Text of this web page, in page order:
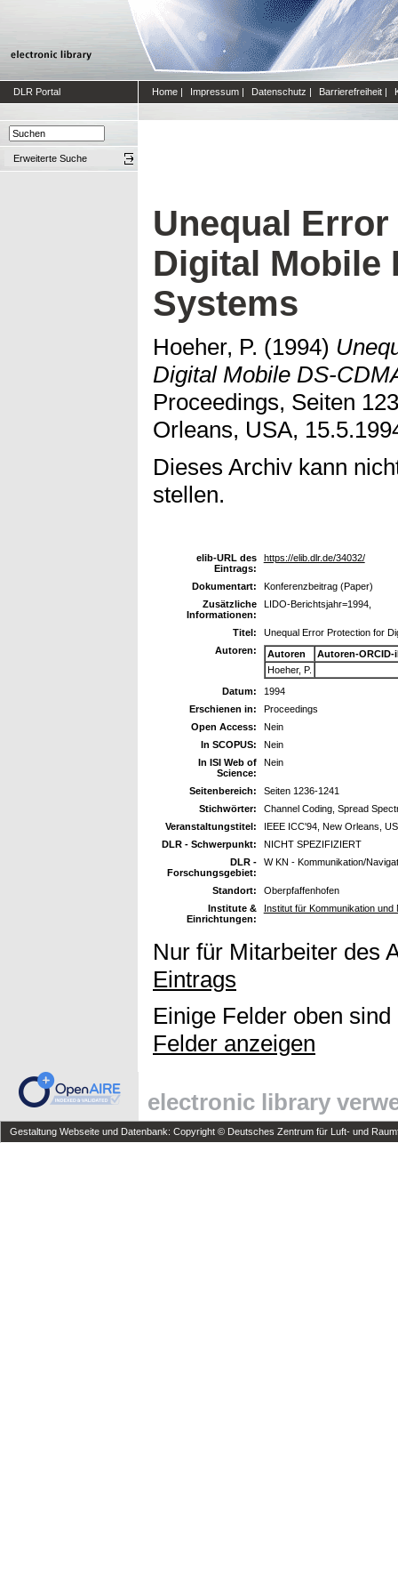
DLR Portal Home | Impressum | Datenschutz | Barrierefreiheit |
Erweiterte Suche
Unequal
Digital Mobile
Systems
Hoeher, P. (1994)
Digital Mobile DS-
Proceedings, Seiten
Orleans, USA,
Dieses Archiv kann
stellen.
elib-URL des
Eintrags:
https://elib.dlr.de/34032/
Dokumentart:
Konferenzbeitrag (Paper)
Zusätzliche
Informationen:
LIDO-Berichtsjahr=1994,
Titel:
Unequal Error Protection for
Autoren:
Autoren
Autoren-ORCID-
Hoeher, P.
Datum:
1994
Erschienen in:
Proceedings
Open Access:
Nein
In SCOPUS:
Nein
In ISI Web of
Science:
Nein
Seitenbereich:
Seiten 1236-1241
Stichwörter:
Channel Coding, Spread
Veranstaltungstitel:
IEEE ICC'94, New Orleans,
DLR - Schwerpunkt:
NICHT SPEZIFIZIERT
DLR -
Forschungsgebiet:
W KN - Kommunikation/
Standort:
Oberpfaffenhofen
Institute &
Einrichtungen:
Institut für Kommunikation
Nur für Mitarbeiter des
Eintrags
Einige Felder oben
Felder anzeigen
electronic library
Gestaltung Webseite und Datenbank: Copyright © Deutsches Zentrum für Luft- und